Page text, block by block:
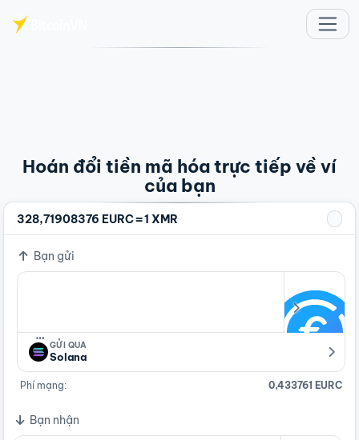
Hoán đổi tiền mã hóa trực tiếp về ví
của bạn
328,71908376 EURC=1 XMR
Bạn gửi
…
GỬI QUA
Solana
Phí mạng: 0,433761 EURC
Bạn nhận